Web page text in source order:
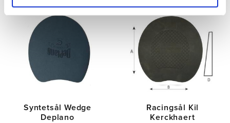
Syntetsål Wedge
Deplano
Racingsål Kil
Kerckhaert